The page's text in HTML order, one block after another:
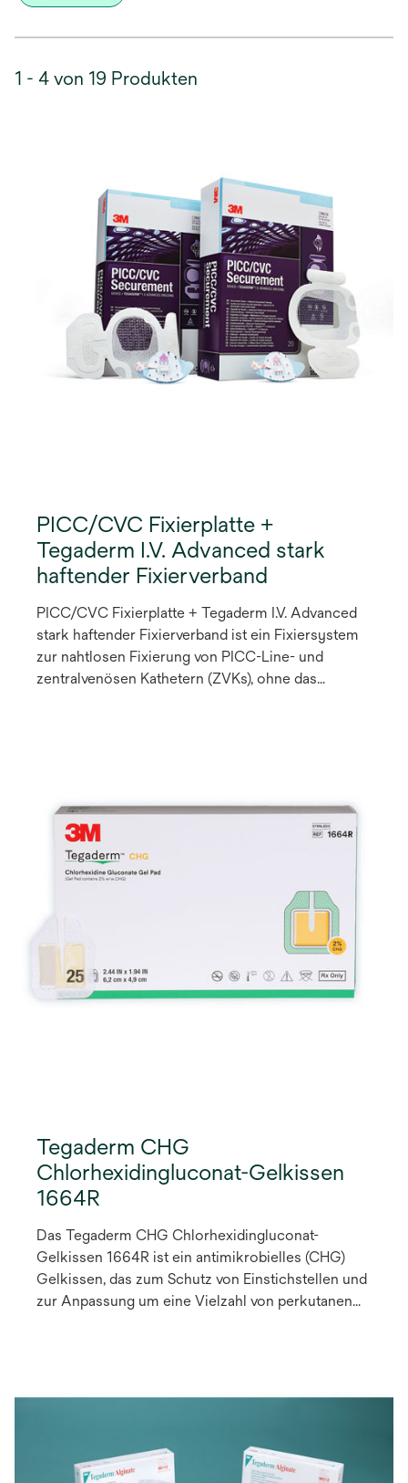
1 - 4 von 19 Produkten
PICC/CVC Fixierplatte +
Tegaderm I.V. Advanced stark
haftender Fixierverband
PICC/CVC Fixierplatte + Tegaderm I.V. Advanced
stark haftender Fixierverband ist ein Fixiersystem
zur nahtlosen Fixierung von PICC-Line- und
zentralvenösen Kathetern (ZVKs), ohne das
einschließlich Nadelstichverletzungen, zu
vermeiden.
Tegaderm CHG
Chlorhexidingluconat-Gelkissen
1664R
Das Tegaderm CHG Chlorhexidingluconat-
Gelkissen 1664R ist ein antimikrobielles (CHG)
Gelkissen, das zum Schutz von Einstichstellen und
zur Anpassung um eine Vielzahl von perkutanen